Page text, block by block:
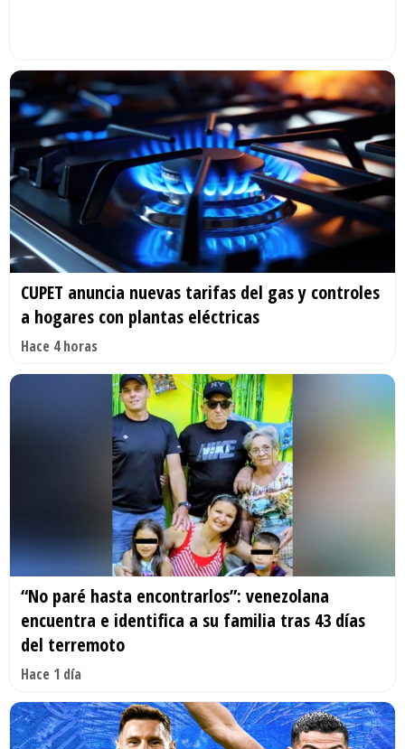
CUPET anuncia nuevas tarifas del gas y controles
a hogares con plantas eléctricas
Hace 4 horas
“No paré hasta encontrarlos”: venezolana
encuentra e identifica a su familia tras 43 días
del terremoto
Hace 1 día